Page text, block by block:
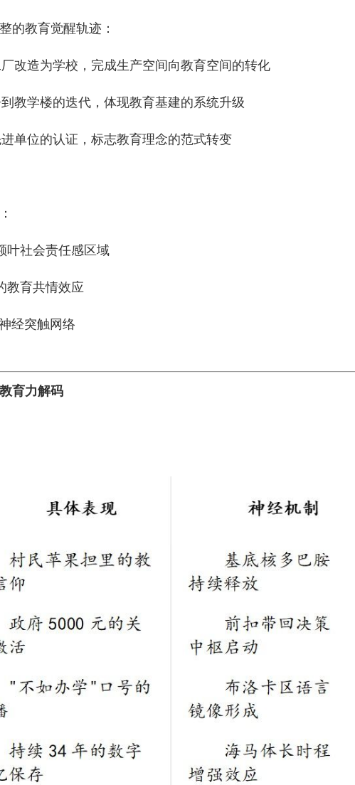
的教育觉醒轨迹：
厂改造为学校，完成生产空间向教育空间的转化
到教学楼的迭代，体现教育基建的系统升级
进单位的认证，标志教育理念的范式转变
叶社会责任感区域
教育共情效应
经突触网络
育力解码